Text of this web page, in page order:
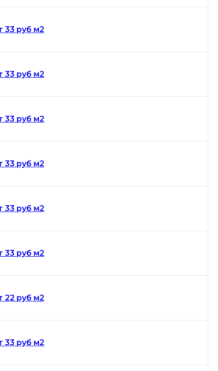
33 руб м2
33 руб м2
33 руб м2
33 руб м2
33 руб м2
33 руб м2
22 руб м2
33 руб м2